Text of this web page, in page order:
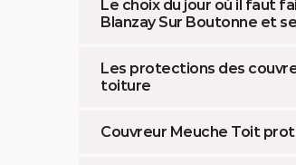
Le choix du jour où il faut
Blanzay Sur Boutonne et
Les protections des
toiture
Couvreur Meuche Toit